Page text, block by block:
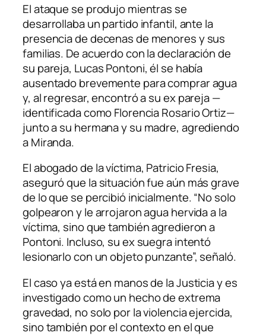
El ataque se produjo mientras se
desarrollaba un partido infantil, ante la
presencia de decenas de menores y sus
familias. De acuerdo con la declaración de
su pareja, Lucas Pontoni, él se había
ausentado brevemente para comprar agua
y, al regresar, encontró a su ex pareja —
identificada como Florencia Rosario Ortiz—
junto a su hermana y su madre, agrediendo
a Miranda.
El abogado de la víctima, Patricio Fresia,
aseguró que la situación fue aún más grave
de lo que se percibió inicialmente. “No solo
golpearon y le arrojaron agua hervida a la
víctima, sino que también agredieron a
Pontoni. Incluso, su ex suegra intentó
lesionarlo con un objeto punzante”, señaló.
El caso ya está en manos de la Justicia y es
investigado como un hecho de extrema
gravedad, no solo por la violencia ejercida,
sino también por el contexto en el que